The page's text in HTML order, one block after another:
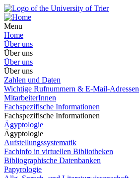
Menu
Home
Über uns
Über uns
Über uns
Über uns
Zahlen und Daten
Wichtige Rufnummern & E-Mail-Adressen
MitarbeiterInnen
Fachspezifische Informationen
Fachspezifische Informationen
Ägyptologie
Ägyptologie
Aufstellungssystematik
Fachinfo in virtuellen Bibliotheken
Bibliographische Datenbanken
Papyrologie